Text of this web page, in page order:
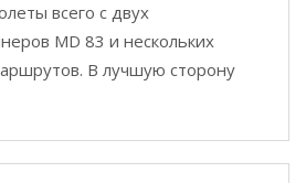
всего с двух
MD 83 и нескольких
В лучшую сторону